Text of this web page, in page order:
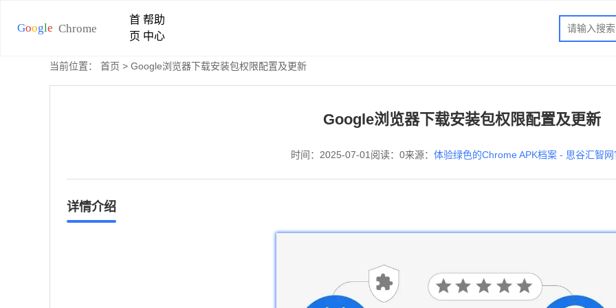
首
页
帮助
中心
当前位置： 首页 > Google浏览器下载安装包权限配置及更新
Google浏览器下载安装包权限配置及更新
时间：2025-07-01 阅读：0来源： 体验绿色的Chrome APK档案 - 思谷汇智网
详情介绍